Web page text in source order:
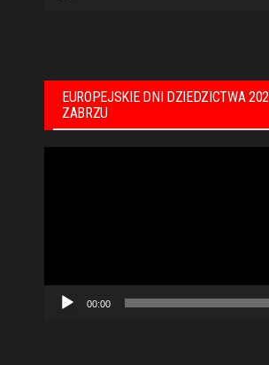
EUROPEJSKIE DNI DZIEDZICTWA
ZABRZU
00:00